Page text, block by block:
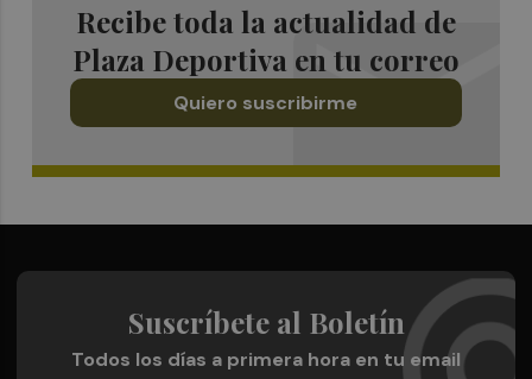
Recibe toda la actualidad de
Plaza Deportiva en tu correo
Quiero suscribirme
Suscríbete al Boletín
Todos los días a primera hora en tu email